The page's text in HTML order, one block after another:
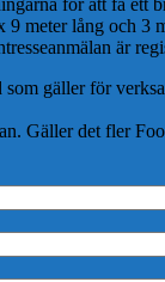
för att få ett
9 meter lång och 3
är
gäller för
Gäller det fler